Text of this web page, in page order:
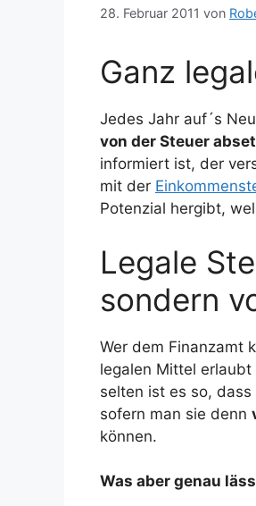
28. Februar 2011 von
Ganz
Jedes Jahr auf´s
von der Steuer
informiert ist, der
mit der
Potenzial hergibt,
Legale
sondern
Wer dem Finanzamt
legalen Mittel
selten ist es so,
sofern man sie denn
können.
Was aber genau